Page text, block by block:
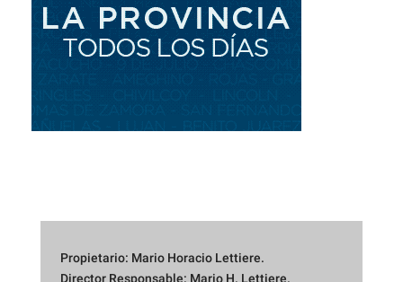
Propietario: Mario Horacio Lettiere.
Director Responsable: Mario H. Lettiere.